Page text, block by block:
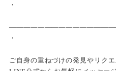
・
・
ご自身の重ねづけの発見やリク